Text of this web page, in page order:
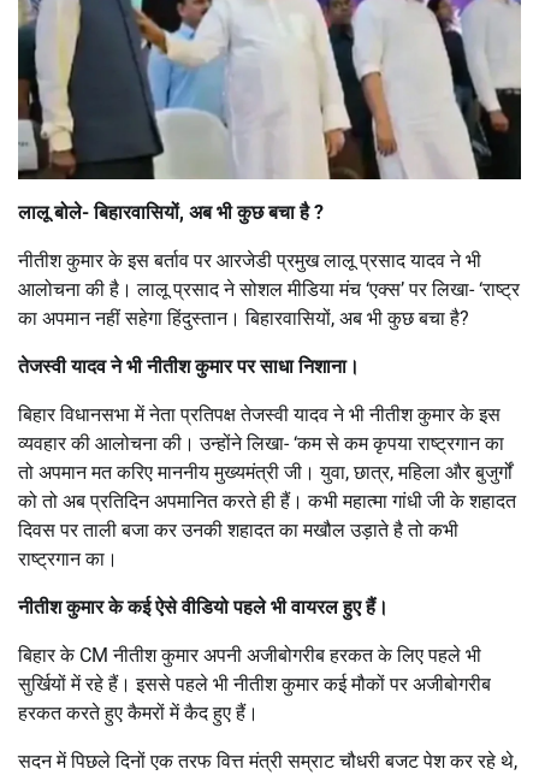
लालू बोले- बिहारवासियों, अब भी कुछ बचा है ?
नीतीश कुमार के इस बर्ताव पर आरजेडी प्रमुख लालू प्रसाद यादव ने भी
आलोचना की है। लालू प्रसाद ने सोशल मीडिया मंच ‘एक्स’ पर लिखा- ‘राष्ट्र
का अपमान नहीं सहेगा हिंदुस्तान। बिहारवासियों, अब भी कुछ बचा है?
तेजस्वी यादव ने भी नीतीश कुमार पर साधा निशाना।
बिहार विधानसभा में नेता प्रतिपक्ष तेजस्वी यादव ने भी नीतीश कुमार के इस
व्यवहार की आलोचना की। उन्होंने लिखा- ‘कम से कम कृपया राष्ट्रगान का
तो अपमान मत करिए माननीय मुख्यमंत्री जी। युवा, छात्र, महिला और बुजुर्गों
को तो अब प्रतिदिन अपमानित करते ही हैं। कभी महात्मा गांधी जी के शहादत
दिवस पर ताली बजा कर उनकी शहादत का मखौल उड़ाते है तो कभी
राष्ट्रगान का।
नीतीश कुमार के कई ऐसे वीडियो पहले भी वायरल हुए हैं।
बिहार के CM नीतीश कुमार अपनी अजीबोगरीब हरकत के लिए पहले भी
सुर्खियों में रहे हैं। इससे पहले भी नीतीश कुमार कई मौकों पर अजीबोगरीब
हरकत करते हुए कैमरों में कैद हुए हैं।
सदन में पिछले दिनों एक तरफ वित्त मंत्री सम्राट चौधरी बजट पेश कर रहे थे,